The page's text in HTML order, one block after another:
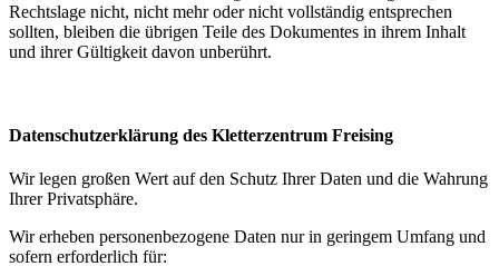
Rechtslage nicht, nicht mehr oder nicht vollständig entsprechen
sollten, bleiben die übrigen Teile des Dokumentes in ihrem Inhalt
und ihrer Gültigkeit davon unberührt.
Datenschutzerklärung des Kletterzentrum Freising
Wir legen großen Wert auf den Schutz Ihrer Daten und die Wahrung
Ihrer Privatsphäre.
Wir erheben personenbezogene Daten nur in geringem Umfang und
sofern erforderlich für: